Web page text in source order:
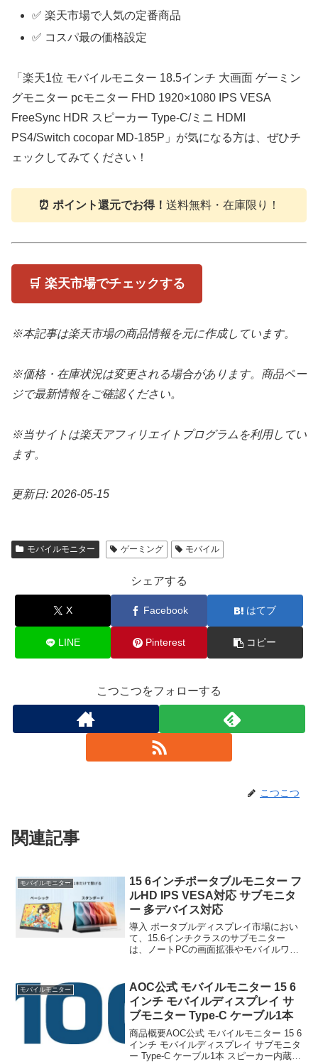
✅ 楽天市場で人気の定番商品
✅ コスパ最の価格設定
「楽天1位 モバイルモニター 18.5インチ 大画面 ゲーミン
グモニター pcモニター FHD 1920×1080 IPS VESA
FreeSync HDR スピーカー Type-C/ミニ HDMI
PS4/Switch cocopar MD-185P」が気になる方は、ぜひチ
ェックしてみてください！
⏰ ポイント還元でお得！ 送料無料・在庫限り！
🛒 楽天市場でチェックする
※本記事は楽天市場の商品情報を元に作成しています。
※価格・在庫状況は変更される場合があります。商品ペー
ジで最新情報をご確認ください。
※当サイトは楽天アフィリエイトプログラムを利用してい
ます。
更新日: 2026-05-15
モバイルモニター ゲーミング モバイル
シェアする
X Facebook はてブ
LINE Pinterest コピー
こつこつをフォローする
こつこつ
関連記事
モバイルモニター
15 6インチポータブルモニター フ
ルHD IPS VESA対応 サブモニタ
ー 多デバイス対応
導入 ポータブルディスプレイ市場におい
て、15.6インチクラスのサブモニター
は、ノートPCの画面拡張やモバイルワー
今回検証対象とするのは、モバイルモニ
ター 15 6イン...
モバイルモニター
AOC公式 モバイルモニター 15 6
インチ モバイルディスプレイ サ
ブモニター Type-C ケーブル1本
商品概要AOC公式 モバイルモニター 15 6
インチ モバイルディスプレイ サブモニタ
ー Type-C ケーブル1本 スピーカー内蔵